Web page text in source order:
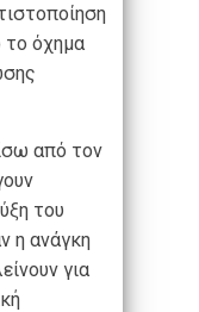
το όχημα
από τον
του
η ανάγκη
για